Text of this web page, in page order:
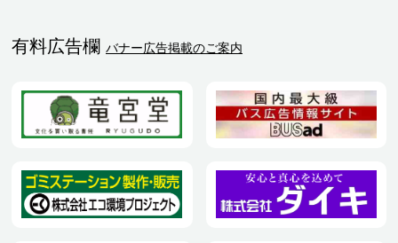
有料広告欄 バナー広告掲載のご案内